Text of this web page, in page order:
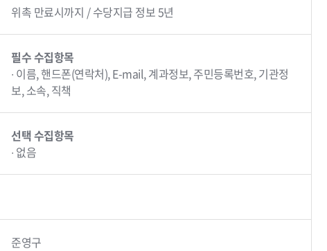
위촉 만료시까지 / 수당지급 정보 5년
필수 수집항목
∙ 이름, 핸드폰(연락처), E-mail, 계과정보, 주민등록번호, 기관정
보, 소속, 직책
선택 수집항목
∙ 없음
준영구